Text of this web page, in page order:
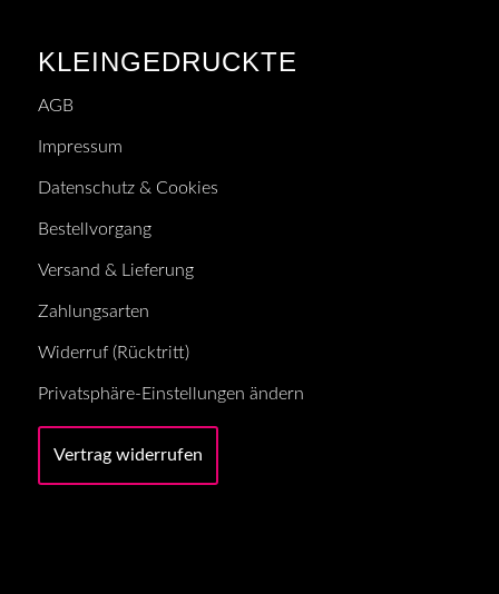
KLEINGEDRUCKTE
AGB
Impressum
Datenschutz & Cookies
Bestellvorgang
Versand & Lieferung
Zahlungsarten
Widerruf (Rücktritt)
Privatsphäre-Einstellungen ändern
Vertrag widerrufen